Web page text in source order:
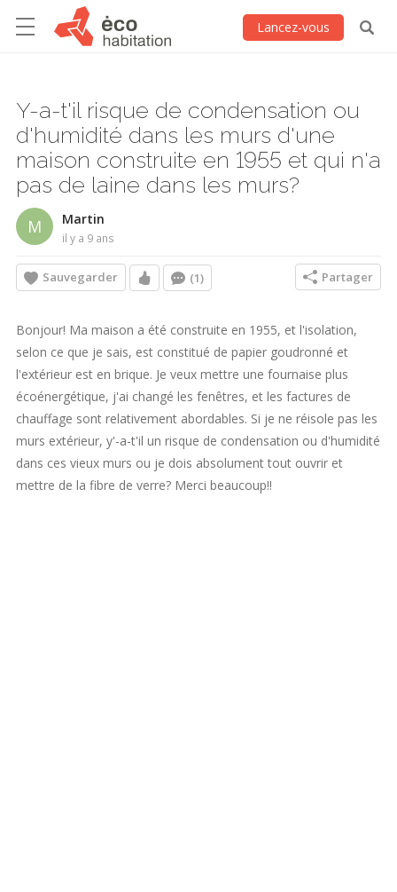
Lancez-vous
Y-a-t'il risque de condensation ou
d'humidité dans les murs d'une
maison construite en 1955 et qui n'a
pas de laine dans les murs?
M Martin
il y a 9 ans
Sauvegarder (1) Partager
Bonjour! Ma maison a été construite en 1955, et l'isolation,
selon ce que je sais, est constitué de papier goudronné et
l'extérieur est en brique. Je veux mettre une fournaise plus
écoénergétique, j'ai changé les fenêtres, et les factures de
chauffage sont relativement abordables. Si je ne réisole pas les
murs extérieur, y'-a-t'il un risque de condensation ou d'humidité
dans ces vieux murs ou je dois absolument tout ouvrir et
mettre de la fibre de verre? Merci beaucoup!!